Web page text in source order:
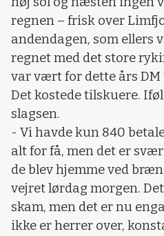
regnen – frisk over
andendagen, som ellers
regnet med det store
var vært for dette års DM
Det kostede tilskuere.
slagsen.
- Vi havde kun 840
alt for få, men det er
de blev hjemme ved
vejret lørdag morgen.
skam, men det er nu
ikke er herrer over,